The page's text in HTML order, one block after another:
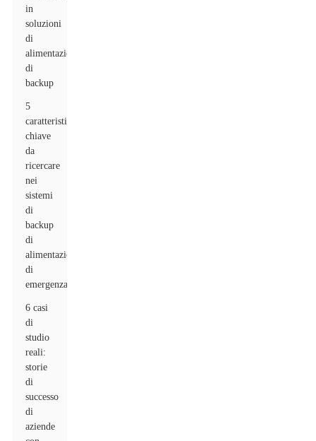
in
soluzioni
di
alimentazione
di
backup
5
caratteristiche
chiave
da
ricercare
nei
sistemi
di
backup
di
alimentazione
di
emergenza
6 casi
di
studio
reali:
storie
di
successo
di
aziende